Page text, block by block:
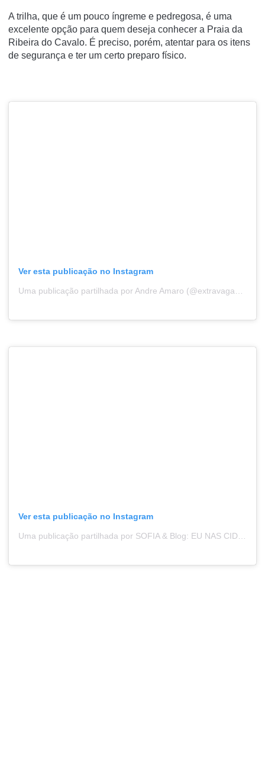
A trilha, que é um pouco íngreme e pedregosa, é uma
excelente opção para quem deseja conhecer a Praia da
Ribeira do Cavalo. É preciso, porém, atentar para os itens
de segurança e ter um certo preparo físico.
Ver esta publicação no Instagram
Ver esta publicação no Instagram